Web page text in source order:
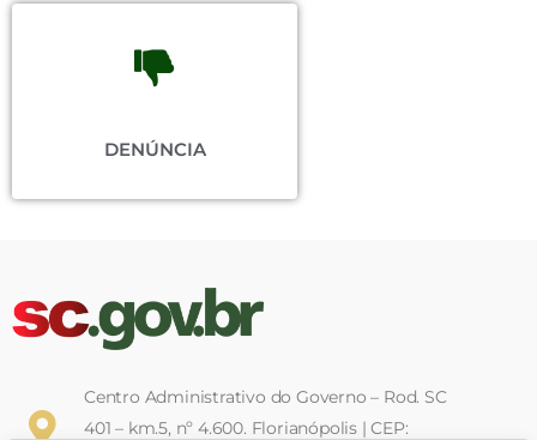
DENÚNCIA
Centro Administrativo do Governo – Rod. SC
401 – km.5, nº 4.600. Florianópolis | CEP: